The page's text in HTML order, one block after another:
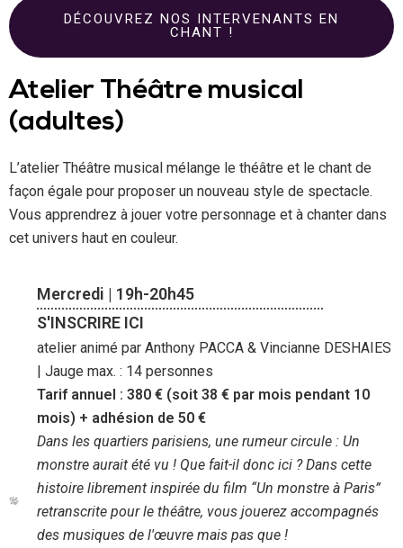
DÉCOUVREZ NOS INTERVENANTS EN
CHANT !
Atelier Théâtre musical
(adultes)
L’atelier Théâtre musical mélange le théâtre et le chant de
façon égale pour proposer un nouveau style de spectacle.
Vous apprendrez à jouer votre personnage et à chanter dans
cet univers haut en couleur.
Mercredi | 19h-20h45
S'INSCRIRE ICI
atelier animé par Anthony PACCA & Vincianne DESHAIES
| Jauge max. : 14 personnes
Tarif annuel : 380 € (soit 38 € par mois pendant 10
mois) + adhésion de 50 €
Dans les quartiers parisiens, une rumeur circule : Un
monstre aurait été vu ! Que fait-il donc ici ? Dans cette
histoire librement inspirée du film “Un monstre à Paris”
retranscrite pour le théâtre, vous jouerez accompagnés
des musiques de l'œuvre mais pas que !